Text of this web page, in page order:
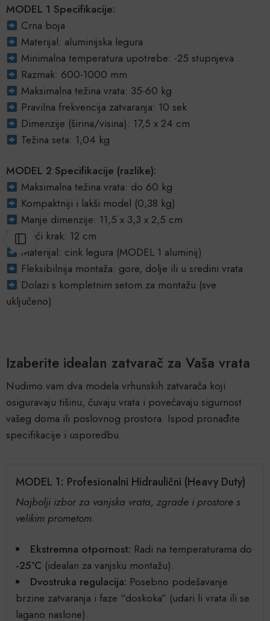
MODEL 1 Specifikacije:
Crna boja
Materijal: aluminijska legura
Minimalna temperatura upotrebe: -25 stupnjeva
Razmak: 600-1000 mm
Maksimalna težina vrata: 35-60 kg
Pravilna frekvencija zatvaranja: 10 sek
Dimenzije (širina/visina): 17,5 x 24 cm
Težina seta: 1,04 kg
MODEL 2 Specifikacije (razlike):
Maksimalna težina vrata: do 60 kg
Kompaktniji i lakši model (0,38 kg)
Manje dimenzije: 11,5 x 3,3 x 2,5 cm
Kraći krak: 12 cm
Materijal: cink legura (MODEL 1 aluminij)
Fleksibilnija montaža: gore, dolje ili u sredini vrata
Dolazi s kompletnim setom za montažu (sve
uključeno)
Izaberite idealan zatvarač za Vaša vrata
Nudimo vam dva modela vrhunskih zatvarača koji
osiguravaju tišinu, čuvaju vrata i povećavaju sigurnost
vašeg doma ili poslovnog prostora. Ispod pronađite
specifikacije i usporedbu.
MODEL 1: Profesionalni Hidraulični (Heavy Duty)
Najbolji izbor za vanjska vrata, zgrade i prostore s
velikim prometom.
Ekstremna otpornost: Radi na temperaturama do
-25°C (idealan za vanjsku montažu).
Dvostruka regulacija: Posebno podešavanje
brzine zatvaranja i faze “doskoka” (udari li vrata ili se
lagano naslone).